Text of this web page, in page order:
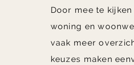
Door mee te
woning en
vaak meer
keuzes maken